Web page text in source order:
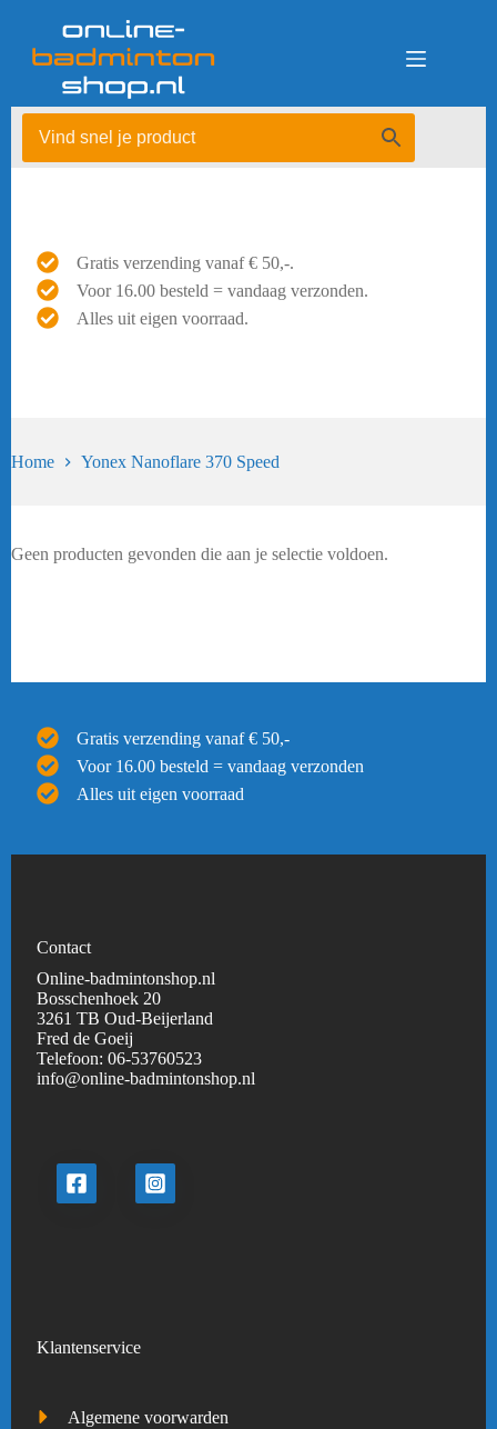
Gratis verzending vanaf € 50,-.
Voor 16.00 besteld = vandaag verzonden.
Alles uit eigen voorraad.
Home Yonex Nanoflare 370 Speed
Geen producten gevonden die aan je selectie voldoen.
Gratis verzending vanaf € 50,-
Voor 16.00 besteld = vandaag verzonden
Alles uit eigen voorraad
Contact
Online-badmintonshop.nl
Bosschenhoek 20
3261 TB Oud-Beijerland
Fred de Goeij
Telefoon:06-53760523
info@online-badmintonshop.nl
Klantenservice
Algemene voorwarden